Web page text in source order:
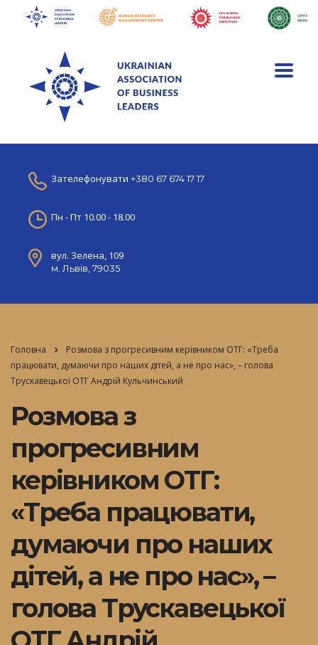
Зателефонувати +380 67 674 17 17
Пн - Пт 10.00 - 18.00
вул. Зелена, 109
м. Львів, 79035
Головна
Розмова з прогресивним керівником ОТГ: «Треба
працювати, думаючи про наших дітей, а не про нас», – голова
Трускавецької ОТГ Андрій Кульчинський
Розмова з
прогресивним
керівником ОТГ:
«Треба працювати,
думаючи про наших
дітей, а не про нас», –
голова Трускавецької